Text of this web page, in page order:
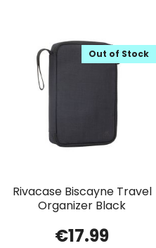
Rivacase Biscayne Travel
Organizer Black
Out of Stock
€17.99